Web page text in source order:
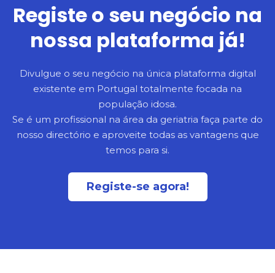
Registe o seu negócio na
nossa plataforma já!
Divulgue o seu negócio na única plataforma digital
existente em Portugal totalmente focada na
população idosa.
Se é um profissional na área da geriatria faça parte do
nosso directório e aproveite todas as vantagens que
temos para si.
Registe-se agora!